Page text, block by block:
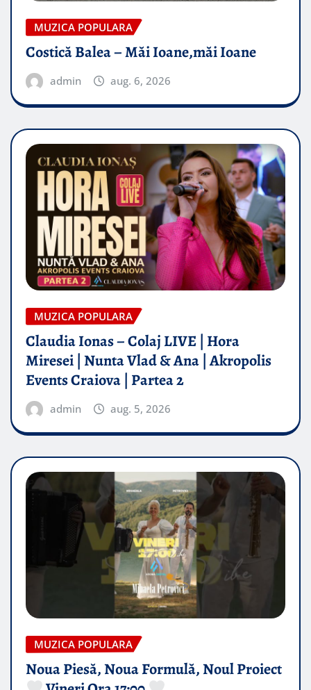
MUZICA POPULARA
Costică Balea – Măi Ioane,măi Ioane
admin aug. 6, 2026
MUZICA POPULARA
Claudia Ionas – Colaj LIVE | Hora
Miresei | Nunta Vlad & Ana | Akropolis
Events Craiova | Partea 2
admin aug. 5, 2026
MUZICA POPULARA
Noua Piesă, Noua Formulă, Noul Proiect